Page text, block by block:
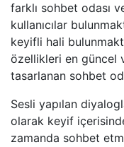
farklı sohbet odası
kullanıcılar
keyifli hali
özellikleri en güncel
tasarlanan sohbet
Sesli yapılan
olarak keyif
zamanda sohbet